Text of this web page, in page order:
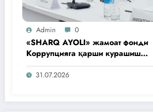
Admin 0
«SHARQ AYOLI» жамоат фонди
Коррупцияга қарши курашиш
агентлигидаги жамоат эшитувида
ташаббусларини тақдим этди
31.07.2026